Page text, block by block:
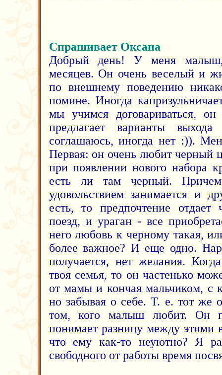
Спрашивает Оксана
Добрый день! У меня
месяцев. Он очень веселый и
по внешнему поведению
помине. Иногда
мы учимся договариваться,
предлагает варианты
соглашаюсь, иногда нет :)).
Первая: он очень любит черный
при появлении нового набора
есть ли там черный.
удовольствием занимается и
есть, то предпочтение
поезд, и ураган - все
него любовь к черному такая,
более важное? И еще одно.
получается, нет желания.
твоя семья, то он частенько
от мамы и кончая мальчиком, с
но забывая о себе. Т. е. тот же
том, кого малыш любит. Он
понимает разницу между этими
что ему как-то неуютно? Я
свободного от работы время